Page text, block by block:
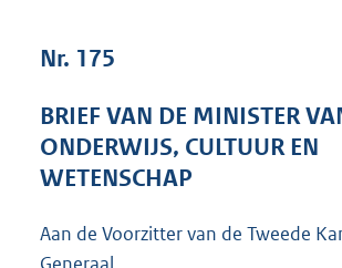
K
b
Nr. 175
BRIEF VAN DE MINISTER
ONDERWIJS, CULTUUR EN
WETENSCHAP
Aan de Voorzitter van de Tweede